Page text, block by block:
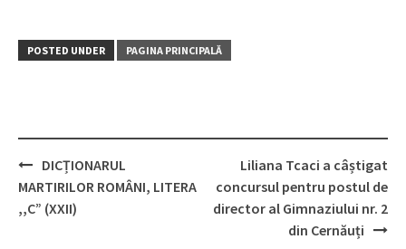
POSTED UNDER PAGINA PRINCIPALĂ
Post
navigation
DICȚIONARUL
MARTIRILOR ROMÂNI, LITERA
,,C” (XXII)
Liliana Tcaci a câștigat
concursul pentru postul de
director al Gimnaziului nr. 2
din Cernăuți